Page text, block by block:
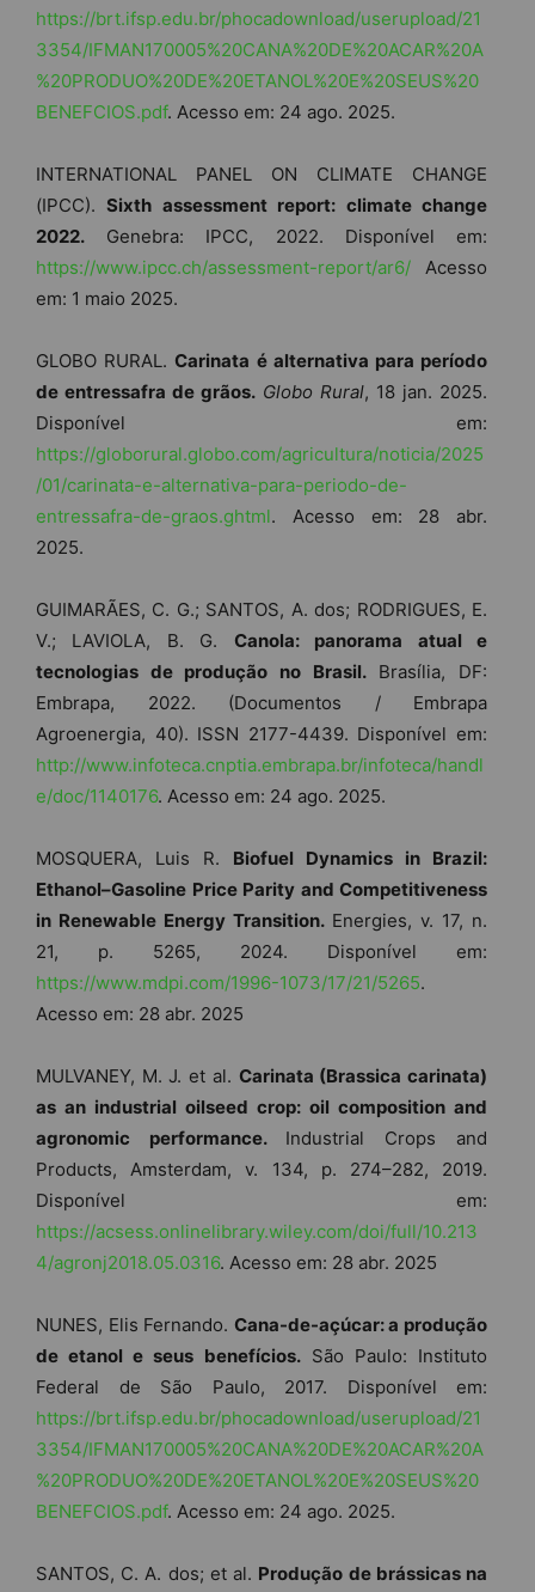
https://brt.ifsp.edu.br/phocadownload/userupload/21
3354/IFMAN170005%20CANA%20DE%20ACAR%20A
%20PRODUO%20DE%20ETANOL%20E%20SEUS%20
BENEFCIOS.pdf. Acesso em: 24 ago. 2025.
INTERNATIONAL PANEL ON CLIMATE CHANGE
(IPCC).Sixth assessment report: climate change
2022. Genebra: IPCC, 2022. Disponível em:
https://www.ipcc.ch/assessment-report/ar6/ Acesso
em: 1 maio 2025.
GLOBO RURAL.Carinata é alternativa para período
de entressafra de grãos. Globo Rural, 18 jan. 2025.
Disponível em:
https://globorural.globo.com/agricultura/noticia/2025
/01/carinata-e-alternativa-para-periodo-de-
entressafra-de-graos.ghtml. Acesso em: 28 abr.
2025.
GUIMARÃES, C. G.; SANTOS, A. dos; RODRIGUES, E.
V.; LAVIOLA, B. G. Canola: panorama atual e
tecnologias de produção no Brasil.Brasília, DF:
Embrapa, 2022. (Documentos / Embrapa
Agroenergia, 40). ISSN 2177-4439. Disponível em:
http://www.infoteca.cnptia.embrapa.br/infoteca/handl
e/doc/1140176. Acesso em: 24 ago. 2025.
MOSQUERA, Luis R. Biofuel Dynamics in Brazil:
Ethanol–Gasoline Price Parity and Competitiveness
in Renewable Energy Transition. Energies, v. 17, n.
21, p. 5265, 2024. Disponível em:
https://www.mdpi.com/1996-1073/17/21/5265.
Acesso em: 28 abr. 2025
MULVANEY, M. J. et al. Carinata (Brassica carinata)
as an industrial oilseed crop: oil composition and
agronomic performance. Industrial Crops and
Products, Amsterdam, v. 134, p. 274–282, 2019.
Disponível em:
https://acsess.onlinelibrary.wiley.com/doi/full/10.213
4/agronj2018.05.0316. Acesso em: 28 abr. 2025
NUNES, Elis Fernando. Cana-de-açúcar: a produção
de etanol e seus benefícios.São Paulo: Instituto
Federal de São Paulo, 2017. Disponível em:
https://brt.ifsp.edu.br/phocadownload/userupload/21
3354/IFMAN170005%20CANA%20DE%20ACAR%20A
%20PRODUO%20DE%20ETANOL%20E%20SEUS%20
BENEFCIOS.pdf. Acesso em: 24 ago. 2025.
SANTOS, C. A. dos; et al. Produção de brássicas na